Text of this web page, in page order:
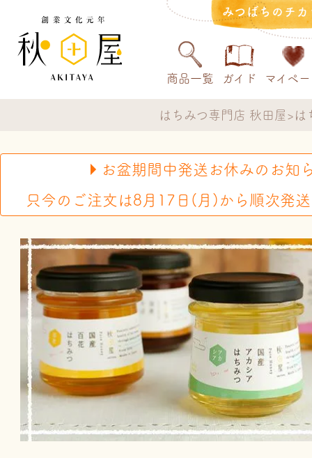
みつばちのチ
商品一覧 ガイド マイペ
はちみつ専門店 秋田屋 は
お盆期間中発送お休みのお知
只今のご注文は8月17日(月)から順次発